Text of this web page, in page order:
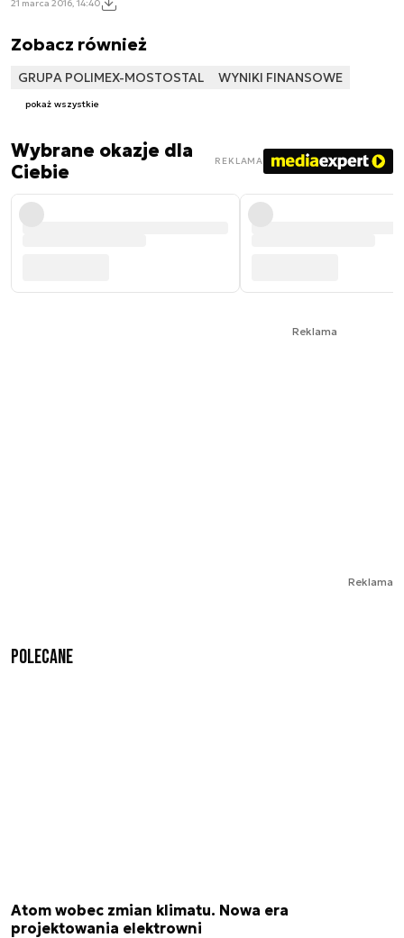
21 marca 2016, 14:40
Zobacz również
GRUPA POLIMEX-MOSTOSTAL WYNIKI FINANSOWE
pokaż wszystkie
Wybrane okazje dla
Ciebie
REKLAMA
Reklama
Reklama
Polecane
Atom wobec zmian klimatu. Nowa era
projektowania elektrowni